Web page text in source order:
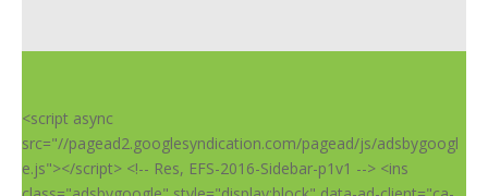
<script async
src="//pagead2.googlesyndication.com/pagead/js/adsbygoogl
e.js"></script> <!-- Res, EFS-2016-Sidebar-p1v1 --> <ins